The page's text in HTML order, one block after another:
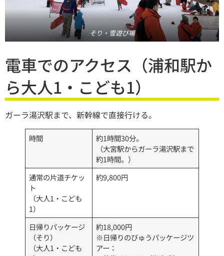
そり・雪遊び場
電車でのアクセス（浦和駅か
ら大人1・こども1）
ガーラ湯沢駅まで、新幹線で直接行ける。
時間
約1時間30分。
（大宮駅からガーラ湯沢駅まで
約1時間。）
通常の片道チケッ
ト
（大人1・こども
1）
約9,800円
日帰りパッケージ
（そり）
（大人1・こども
約18,000円
※日帰りのびゅうパッケージツ
アー：